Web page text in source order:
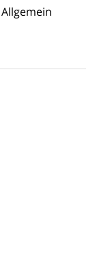
Allgemein